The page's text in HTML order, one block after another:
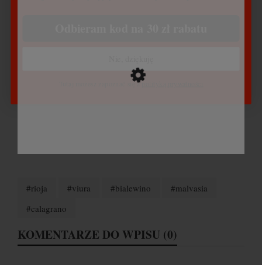
#rioja #viura #bialewino
#malvasia
#calagrano
KOMENTARZE DO WPISU (0)
Tutaj możesz zapoznać się zpolityką prywatności